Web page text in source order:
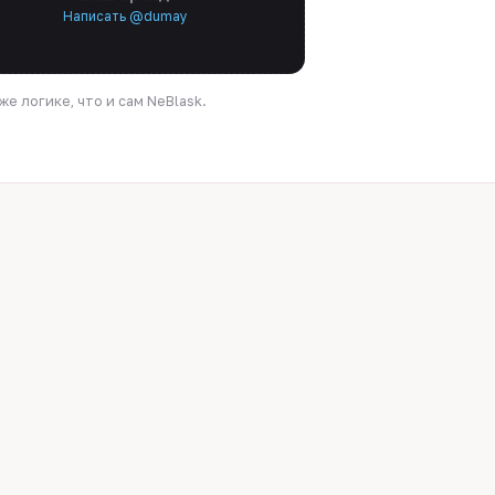
Написать @dumay
логике, что и сам NeBlask.